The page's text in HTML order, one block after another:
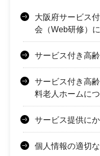
大阪府サービス
会（Web研修）
サービス付き高
サービス付き高
料老人ホームに
サービス提供に
個人情報の適切